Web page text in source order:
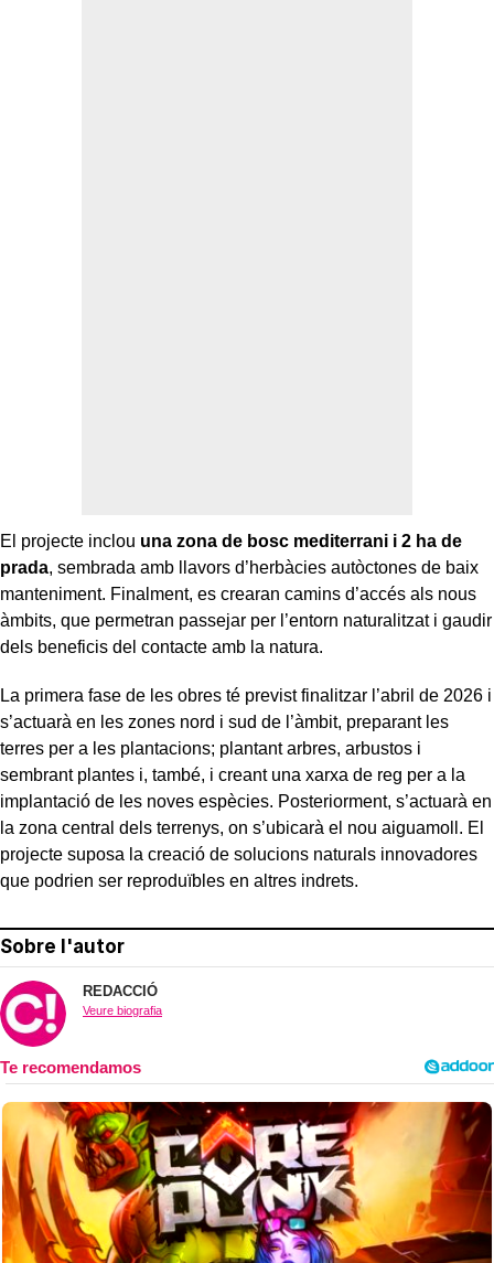
El projecte inclou una zona de bosc mediterrani i 2 ha de
prada, sembrada amb llavors d’herbàcies autòctones de baix
manteniment. Finalment, es crearan camins d’accés als nous
àmbits, que permetran passejar per l’entorn naturalitzat i gaudir
dels beneficis del contacte amb la natura.
La primera fase de les obres té previst finalitzar l’abril de 2026 i
s’actuarà en les zones nord i sud de l’àmbit, preparant les
terres per a les plantacions; plantant arbres, arbustos i
sembrant plantes i, també, i creant una xarxa de reg per a la
implantació de les noves espècies. Posteriorment, s’actuarà en
la zona central dels terrenys, on s’ubicarà el nou aiguamoll. El
projecte suposa la creació de solucions naturals innovadores
que podrien ser reproduïbles en altres indrets.
Sobre l'autor
REDACCIÓ
Veure biografia